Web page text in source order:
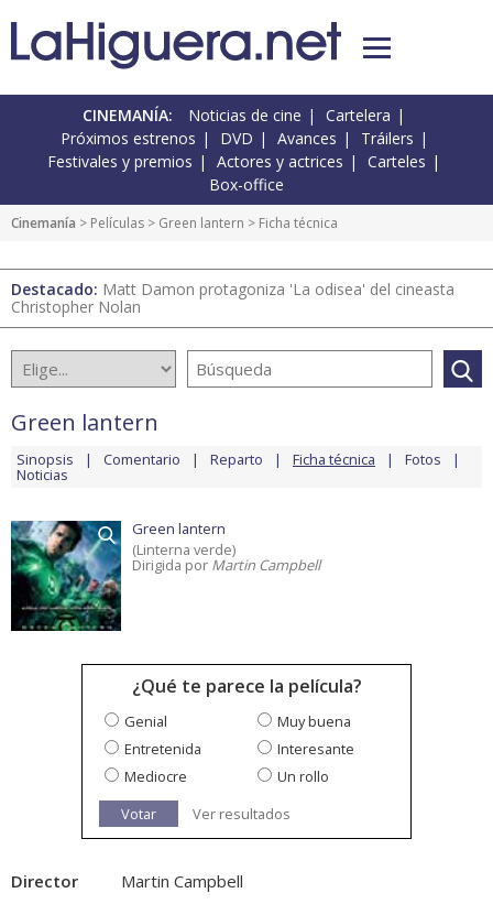
CINEMANÍA: Noticias de cine
Cartelera
Próximos estrenos
DVD Avances
Tráilers
Festivales y premios
Actores y actrices
Carteles
Box-office
Cinemanía > Películas > Green lantern > Ficha técnica
Destacado: Matt Damon protagoniza 'La odisea' del cineasta
Christopher Nolan
Green lantern
Sinopsis Comentario Reparto Ficha técnica Fotos
Noticias
Green lantern
(Linterna verde)
Dirigida por Martin Campbell
¿Qué te parece la película?
Genial
Muy buena
Entretenida
Interesante
Mediocre
Un rollo
Votar
Ver resultados
Director
Martin Campbell